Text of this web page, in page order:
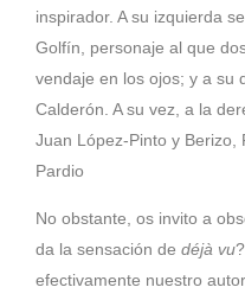
inspirador. A su izquierda
Golfín, personaje al que
vendaje en los ojos; y a su
Calderón. A su vez, a la
Juan López-Pinto y Berizo,
Pardio
No obstante, os invito a
da la sensación de déjà vu
efectivamente nuestro